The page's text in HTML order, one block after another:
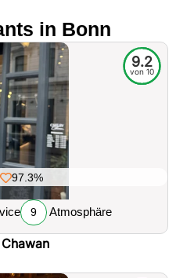
in Bonn
9.2
von 10
97.3%
9 Atmosphäre